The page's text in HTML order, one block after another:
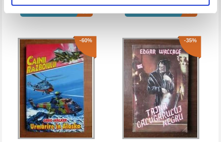
-60% -35%